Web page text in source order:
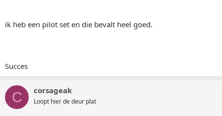
ik heb een pilot set en die bevalt heel goed.
Succes
C corsageak
Loopt hier de deur plat